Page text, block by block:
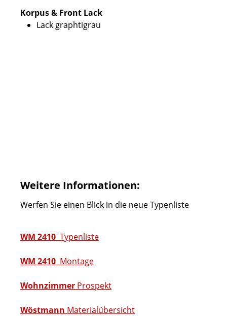
Korpus & Front Lack
Lack graphtigrau
Weitere Informationen:
Werfen Sie einen Blick in die neue Typenliste
WM 2410 Typenliste
WM 2410 Montage
Wohnzimmer Prospekt
Wöstmann Materialübersicht